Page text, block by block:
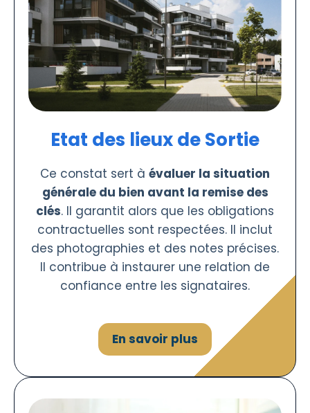
Etat des lieux de Sortie
Ce constat sert à évaluer la situation
générale du bien avant la remise des
clés. Il garantit alors que les obligations
contractuelles sont respectées. Il inclut
des photographies et des notes précises.
Il contribue à instaurer une relation de
confiance entre les signataires.
En savoir plus